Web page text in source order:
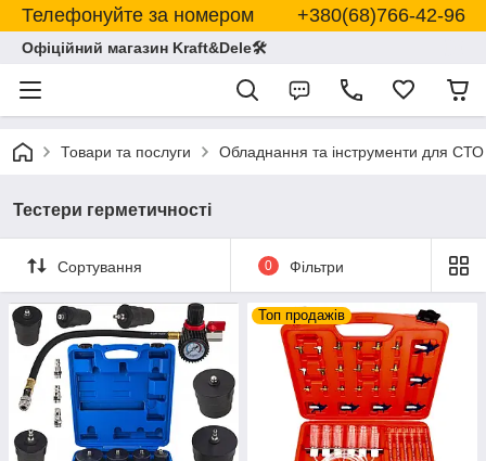
Телефонуйте за номером +380(68)766-42-96
Офіційний магазин Kraft&Dele🛠
Товари та послуги Обладнання та інструменти для СТО
Тестери герметичності
Сортування 0 Фільтри
Топ продажів